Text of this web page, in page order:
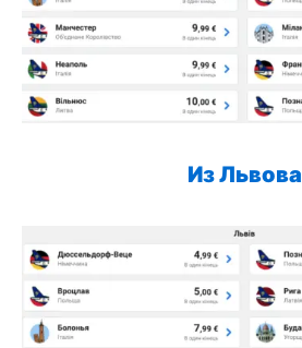
Из Львова